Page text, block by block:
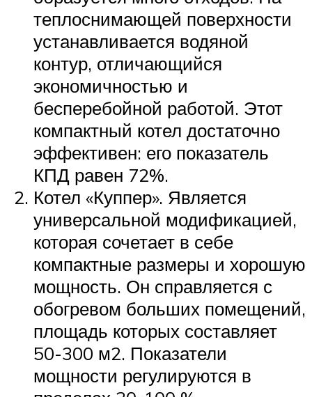
теплоснимающей поверхности
устанавливается водяной
контур, отличающийся
экономичностью и
бесперебойной работой. Этот
компактный котел достаточно
эффективен: его показатель
КПД равен 72%.
Котел «Куппер». Является
универсальной модификацией,
которая сочетает в себе
компактные размеры и хорошую
мощность. Он справляется с
обогревом больших помещений,
площадь которых составляет
50-300 м2. Показатели
мощности регулируются в